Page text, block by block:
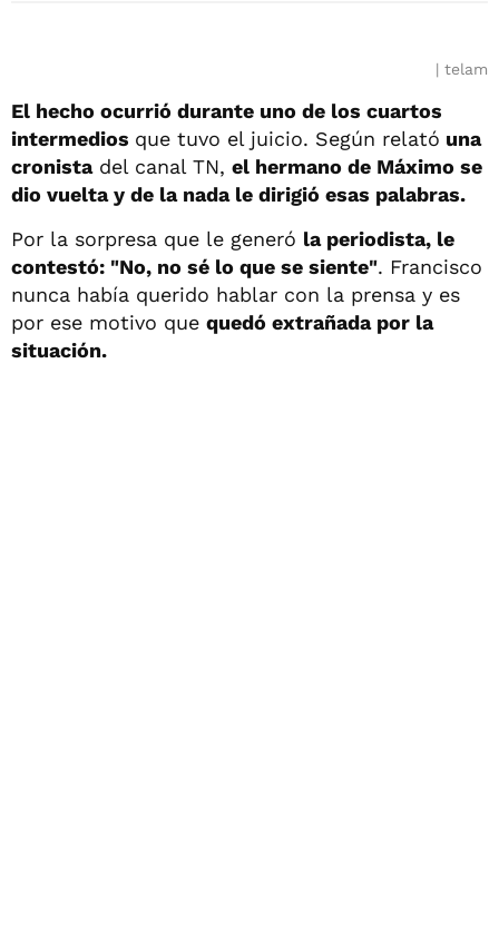
telam
El hecho ocurrió durante uno de los cuartos
intermedios que tuvo el juicio. Según relató una
cronistadel canal TN, el hermano de Máximo se
dio vuelta y de la nada le dirigió esas palabras.
Por la sorpresa que le generó la periodista, le
contestó: "No, no sé lo que se siente". Francisco
nunca había querido hablar con la prensa y es
por ese motivo que quedó extrañada por la
situación.